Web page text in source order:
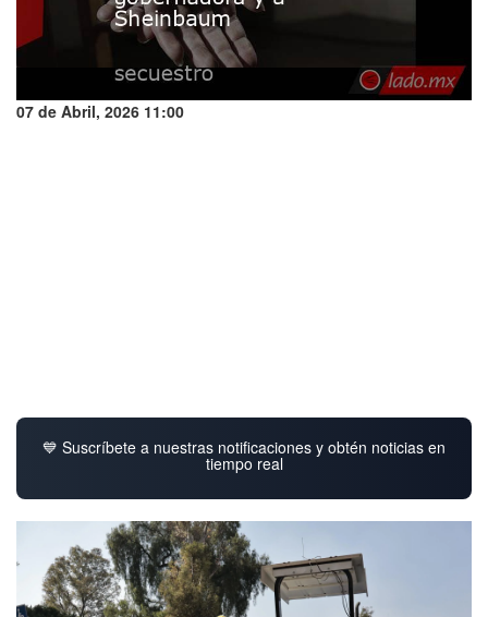
07 de Abril, 2026 11:00
💙 Suscríbete a nuestras notificaciones y obtén noticias en
tiempo real